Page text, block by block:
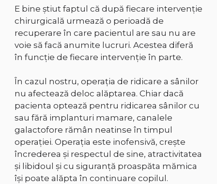
E bine știut faptul că după fiecare intervenție
chirurgicală urmează o perioadă de
recuperare în care pacientul are sau nu are
voie să facă anumite lucruri. Acestea diferă
în funcţie de fiecare intervenţie în parte.
În cazul nostru, operaţia de ridicare a sânilor
nu afectează deloc alăptarea. Chiar dacă
pacienta optează pentru ridicarea sânilor cu
sau fără implanturi mamare, canalele
galactofore rămân neatinse în timpul
operaţiei. Operaţia este inofensivă, creşte
încrederea şi respectul de sine, atractivitatea
şi libidoul şi cu siguranţă proaspăta mămica
îşi poate alăpta în continuare copilul.